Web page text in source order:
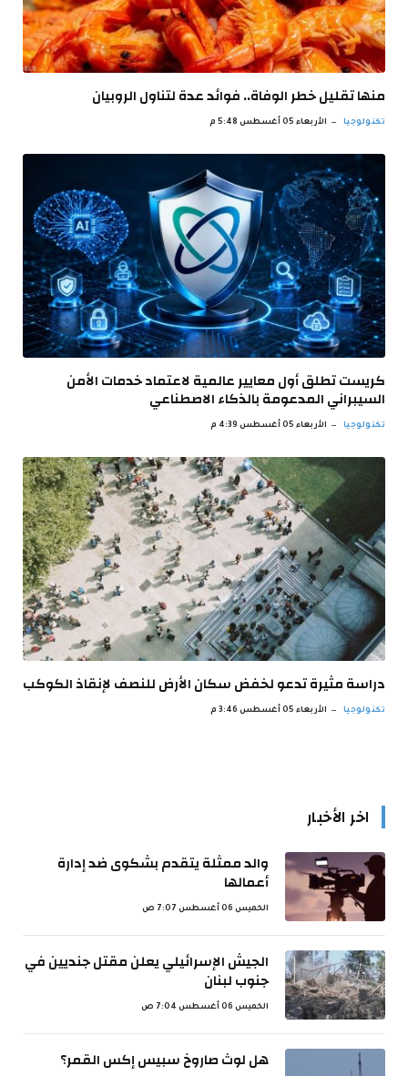
منها تقليل خطر الوفاة.. فوائد عدة لتناول الروبيان
تكنولوجيا الأربعاء 05 أغسطس 5:48 م
كريست تطلق أول معايير عالمية لاعتماد خدمات الأمن
السيبراني المدعومة بالذكاء الاصطناعي
تكنولوجيا الأربعاء 05 أغسطس 4:39 م
دراسة مثيرة تدعو لخفض سكان الأرض للنصف لإنقاذ الكوكب
تكنولوجيا الأربعاء 05 أغسطس 3:46 م
اخر الأخبار
والد ممثلة يتقدم بشكوى ضد إدارة
أعمالها
الخميس 06 أغسطس 7:07 ص
الجيش الإسرائيلي يعلن مقتل جنديين في
جنوب لبنان
الخميس 06 أغسطس 7:04 ص
هل لوث صاروخ سبيس إكس القمر؟